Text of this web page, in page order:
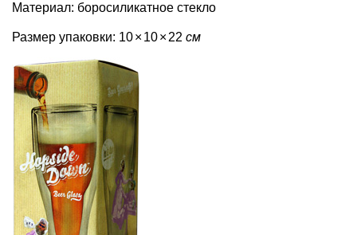
Материал: боросиликатное стекло
Размер упаковки: 10× 10× 22 см